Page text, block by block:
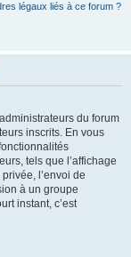
légaux liés à ce forum ?
du forum
inscrits. En vous
tels que l’affichage
l’envoi de
à un groupe
instant, c’est